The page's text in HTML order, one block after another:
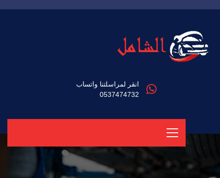
انقر لمراسلتنا واتساب
0537474732